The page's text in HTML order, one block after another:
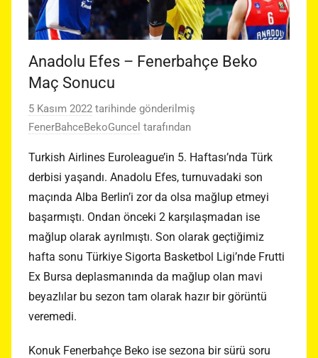
Anadolu Efes – Fenerbahçe Beko
Maç Sonucu
5 Kasım 2022 tarihinde gönderilmiş
FenerBahceBekoGuncel tarafından
Turkish Airlines Euroleague’in 5. Haftası’nda Türk
derbisi yaşandı. Anadolu Efes, turnuvadaki son
maçında Alba Berlin’i zor da olsa mağlup etmeyi
başarmıştı. Ondan önceki 2 karşılaşmadan ise
mağlup olarak ayrılmıştı. Son olarak geçtiğimiz
hafta sonu Türkiye Sigorta Basketbol Ligi’nde Frutti
Ex Bursa deplasmanında da mağlup olan mavi
beyazlılar bu sezon tam olarak hazır bir görüntü
veremedi.
Konuk Fenerbahçe Beko ise sezona bir sürü soru